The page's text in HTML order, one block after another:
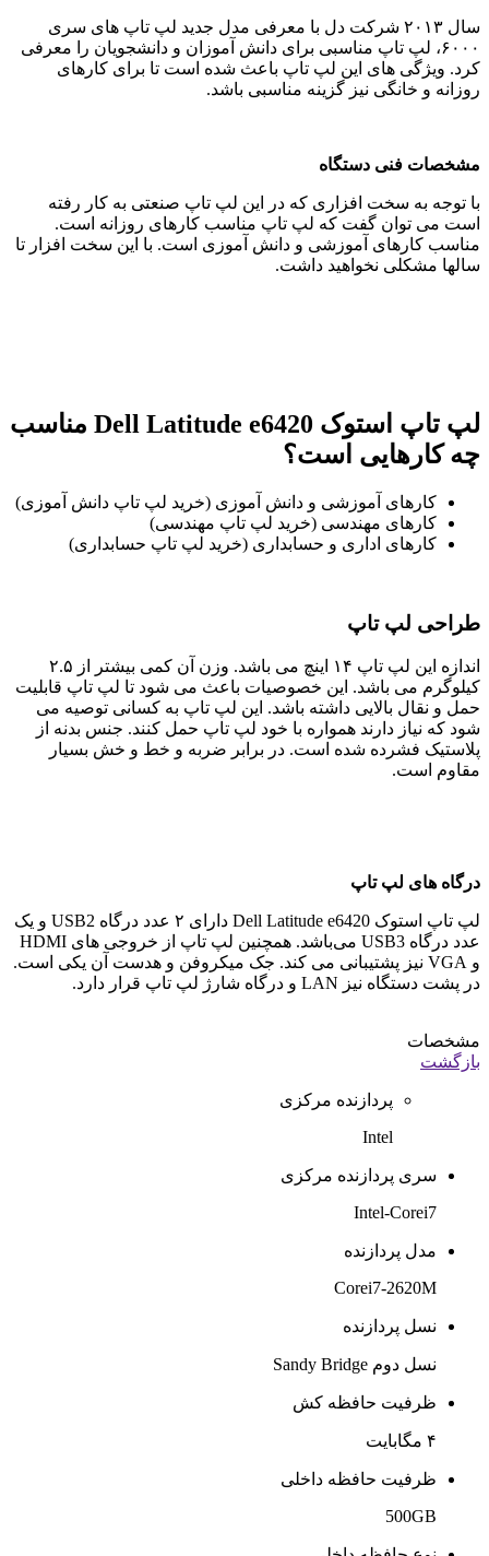
سال ٢٠١٣ شرکت دل با معرفی مدل جدید لپ تاپ های سری
۶٠٠٠، لپ تاپ مناسبی برای دانش آموزان و دانشجویان را معرفی
کرد. ویژگی های این لپ تاپ باعث شده است تا برای کارهای
روزانه و خانگی نیز گزینه مناسبی باشد.
مشخصات فنی دستگاه
با توجه به سخت افزاری که در این لپ تاپ صنعتی به کار رفته
است می توان گفت که لپ تاپ مناسب کارهای روزانه است.
مناسب کارهای آموزشی و دانش آموزی است. با این سخت افزار تا
سالها مشکلی نخواهید داشت.
لپ تاپ استوک Dell Latitude e6420 مناسب
چه کارهایی است؟
کارهای آموزشی و دانش آموزی (خرید لپ تاپ دانش آموزی)
کارهای مهندسی (خرید لپ تاپ مهندسی)
کارهای اداری و حسابداری (خرید لپ تاپ حسابداری)
طراحی لپ تاپ
اندازه این لپ تاپ ١۴ اینچ می باشد. وزن آن کمی بیشتر از ٢.۵
کیلوگرم می باشد. این خصوصیات باعث می شود تا لپ تاپ قابلیت
حمل و نقال بالایی داشته باشد. این لپ تاپ به کسانی توصیه می
شود که نیاز دارند همواره با خود لپ تاپ حمل کنند. جنس بدنه از
پلاستیک فشرده شده است. در برابر ضربه و خط و خش بسیار
مقاوم است.
درگاه های لپ تاپ
لپ تاپ استوک Dell Latitude e6420 دارای ٢ عدد درگاه USB2 و یک
عدد درگاه USB3 می‌باشد. همچنین لپ تاپ از خروجی های HDMI
و VGA نیز پشتیبانی می کند. جک میکروفن و هدست آن یکی است.
در پشت دستگاه نیز LAN و درگاه شارژ لپ تاپ قرار دارد.
مشخصات
بازگشت
پردازنده مرکزی
Intel
سری پردازنده مرکزی
Intel-Corei7
مدل پردازنده
Corei7-2620M
نسل پردازنده
نسل دوم Sandy Bridge
ظرفیت حافظه کش
۴ مگابایت
ظرفیت حافظه داخلی
500GB